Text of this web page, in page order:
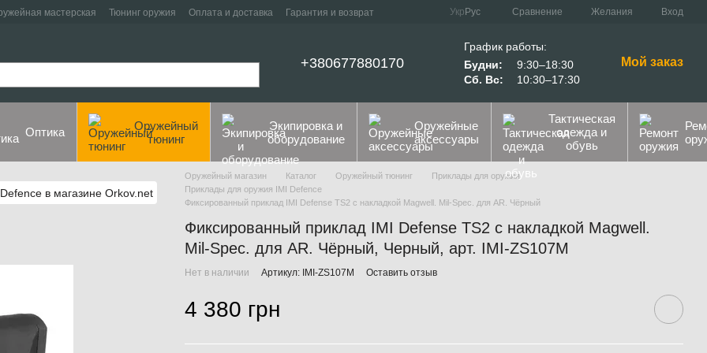
мастерская Тюнинг оружия Оплата и доставка
Гарантия и возврат
Укр Рус Сравнение Желания Вход
+380677880170
График работы:
Будни:
9:30–18:30
Сб. Вс:
10:30–17:30
Мой заказ
Оптика
Оружейный
тюнинг
Экипировка и
оборудование
Оружейные
аксессуары
Тактическая
одежда и
обувь
Оружейный магазин Каталог Оружейный тюнинг
Приклады для оружия
Приклады для оружия IMI Defence
Фиксированный приклад IMI Defense TS2 с накладкой Magwell. Mil-Spec. для AR. Чёрный
Фиксированный приклад IMI Defense TS2 с накладкой Magwell.
Mil-Spec. для AR. Чёрный, Черный, арт. IMI-ZS107M
Нет в наличии Артикул: IMI-ZS107M Оставить отзыв
4 380 грн